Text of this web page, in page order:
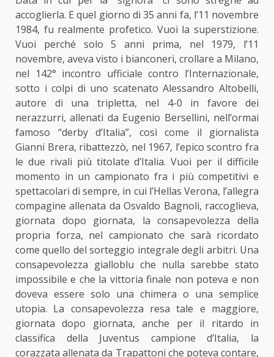
accoglierla. E quel giorno di 35 anni fa, l’11 novembre
1984, fu realmente profetico. Vuoi la superstizione.
Vuoi perché solo 5 anni prima, nel 1979, l’11
novembre, aveva visto i bianconeri, crollare a Milano,
nel 142° incontro ufficiale contro l’Internazionale,
sotto i colpi di uno scatenato Alessandro Altobelli,
autore di una tripletta, nel 4-0 in favore dei
nerazzurri, allenati da Eugenio Bersellini, nell’ormai
famoso “derby d’Italia”, così come il giornalista
Gianni Brera, ribattezzò, nel 1967, l’epico scontro fra
le due rivali più titolate d’Italia. Vuoi per il difficile
momento in un campionato fra i più competitivi e
spettacolari di sempre, in cui l’Hellas Verona, l’allegra
compagine allenata da Osvaldo Bagnoli, raccoglieva,
giornata dopo giornata, la consapevolezza della
propria forza, nel campionato che sarà ricordato
come quello del sorteggio integrale degli arbitri. Una
consapevolezza gialloblu che nulla sarebbe stato
impossibile e che la vittoria finale non poteva e non
doveva essere solo una chimera o una semplice
utopia. La consapevolezza resa tale e maggiore,
giornata dopo giornata, anche per il ritardo in
classifica della Juventus campione d’Italia, la
corazzata allenata da Trapattoni che poteva contare,